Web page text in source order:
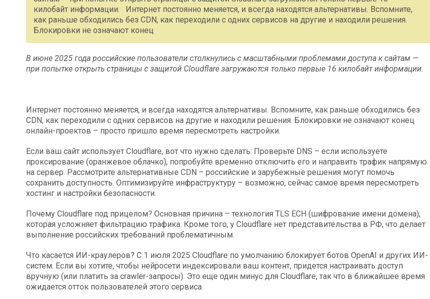
килобайт информации. Интернет постоянно меняется, и всегда находятся альтернативы. Вспомните,
как раньше обходились без CDN, как переходили с одних сервисов на другие и находили решения.
Блокировки не означают конец
В июне 2025 года российские пользователи столкнулись с масштабными проблемами доступа к сайтам —
при попытке открыть страницы с защитой Cloudflare загружаются только первые 16 килобайт информации.
Интернет постоянно меняется, и всегда находятся альтернативы. Вспомните, как раньше обходились без
CDN, как переходили с одних сервисов на другие и находили решения. Блокировки не означают конец
онлайн-проектов – просто пришло время пересмотреть настройки.
Если ваш сайт использует Cloudflare, вот что нужно сделать: Проверьте DNS – если используете
проксирование (оранжевое облачко), попробуйте временно отключить его и направить трафик напрямую
на сервер. Рассмотрите альтернативные CDN – российские и зарубежные решения могут помочь
сохранить доступность. Оптимизируйте инфраструктуру – возможно, сейчас самое время пересмотреть
хостинг и настройки безопасности.
Почему Cloudflare под прицелом? Основная причина – технология TLS ECH (шифрование имени домена),
которая усложняет фильтрацию трафика. Кроме того, у Cloudflare нет представительства в РФ, что делает
выполнение российских требований проблематичным.
Что касается ИИ-краулеров? С 1 июля 2025 Cloudflare по умолчанию блокирует ботов OpenAI и других ИИ-
систем. Если вы хотите, чтобы нейросети индексировали ваш контент, придется настраивать доступ
вручную (или платить за crawler-запросы). Это еще один минус для Cloudflare, так что в ближайшее время
ожидается отток пользователей этого сервиса.